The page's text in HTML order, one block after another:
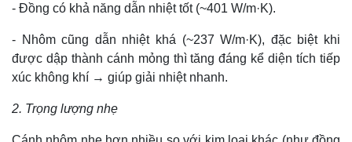
- Đồng có khả năng dẫn nhiệt tốt (~401 W/m·K).
- Nhôm cũng dẫn nhiệt khá (~237 W/m·K), đặc biệt khi
được dập thành cánh mỏng thì tăng đáng kể diện tích tiếp
xúc không khí → giúp giải nhiệt nhanh.
2. Trọng lượng nhẹ